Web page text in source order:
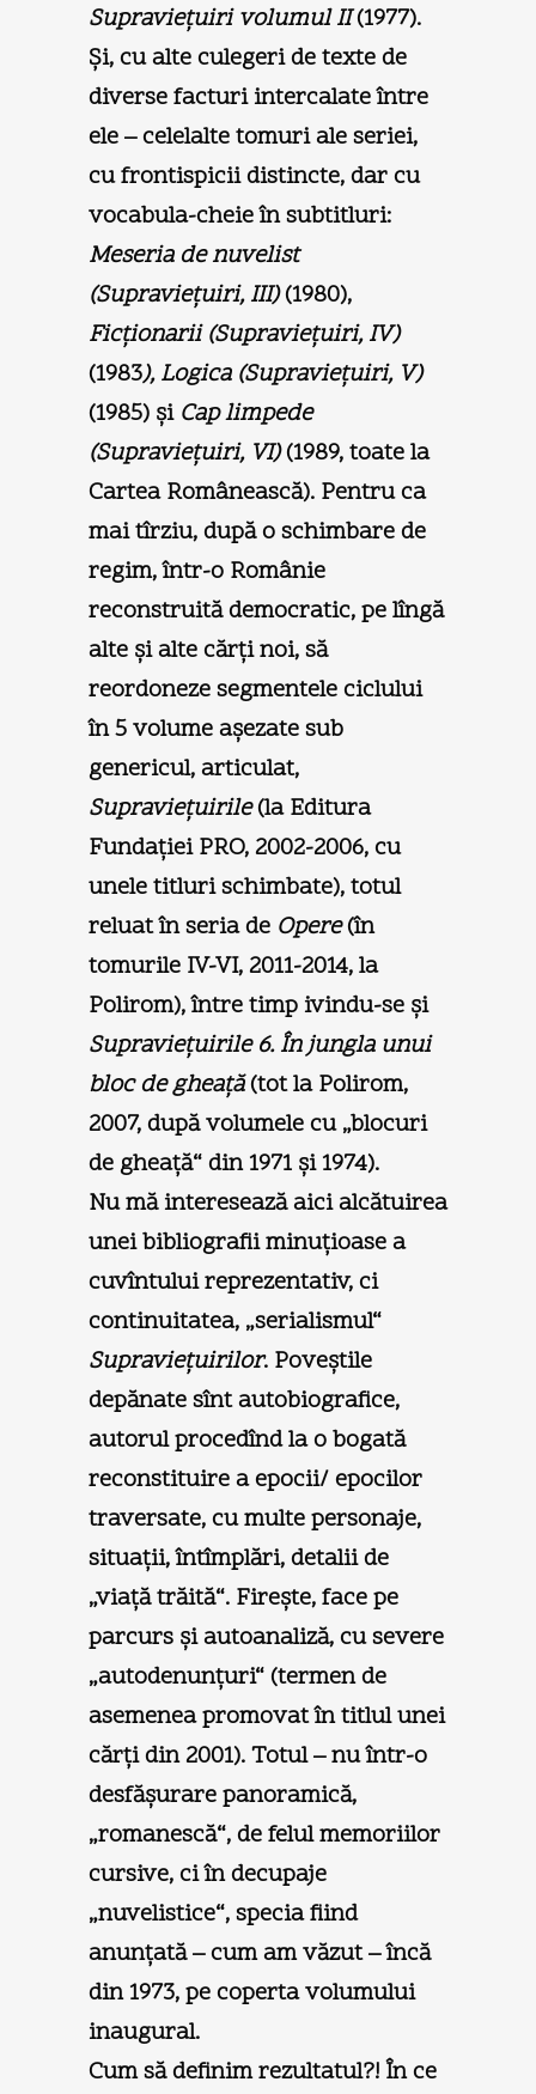
Supravieţuiri volumul II(1977).
Şi, cu alte culegeri de texte de
diverse facturi intercalate între
ele – celelalte tomuri ale seriei,
cu frontispicii distincte, dar cu
vocabula-cheie în subtitluri:
Meseria de nuvelist
(Supravieţuiri, III)(1980),
Ficţionarii (Supravieţuiri, IV)
(1983), Logica (Supravieţuiri, V)
(1985) şi Cap limpede
(Supravieţuiri, VI)(1989, toate la
Cartea Românească). Pentru ca
mai tîrziu, după o schimbare de
regim, într-o Românie
reconstruită democratic, pe lîngă
alte şi alte cărţi noi, să
reordoneze segmentele ciclului
în 5 volume aşezate sub
genericul, articulat,
Supravieţuirile(la Editura
Fundaţiei PRO, 2002-2006, cu
unele titluri schimbate), totul
reluat în seria de Opere(în
tomurile IV-VI, 2011-2014, la
Polirom), între timp ivindu-se şi
Supravieţuirile 6. În jungla unui
bloc de gheaţă(tot la Polirom,
2007, după volumele cu „blocuri
de gheaţă“ din 1971 şi 1974).
Nu mă interesează aici alcătuirea
unei bibliografii minuţioase a
cuvîntului reprezentativ, ci
continuitatea, „serialismul“
Supravieţuirilor. Poveştile
depănate sînt autobiografice,
autorul procedînd la o bogată
reconstituire a epocii/ epocilor
traversate, cu multe personaje,
situaţii, întîmplări, detalii de
„viaţă trăită“. Fireşte, face pe
parcurs şi autoanaliză, cu severe
„autodenunţuri“ (termen de
asemenea promovat în titlul unei
cărţi din 2001). Totul – nu într-o
desfăşurare panoramică,
„romanescă“, de felul memoriilor
cursive, ci în decupaje
„nuvelistice“, specia fiind
anunţată – cum am văzut – încă
din 1973, pe coperta volumului
inaugural.
Cum să definim rezultatul?! În ce